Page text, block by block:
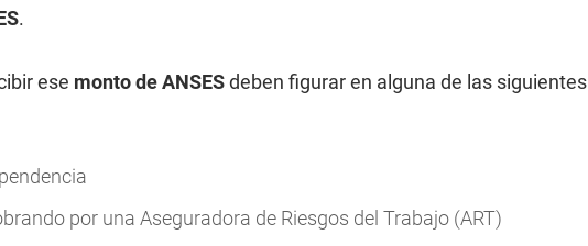
.
ese monto de ANSESdeben figurar en alguna de las siguientes
por una Aseguradora de Riesgos del Trabajo (ART)